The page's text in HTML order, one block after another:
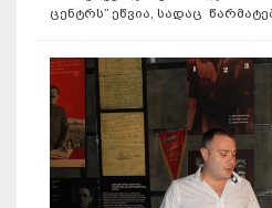
ცენტრს” ეწვია, სადაც